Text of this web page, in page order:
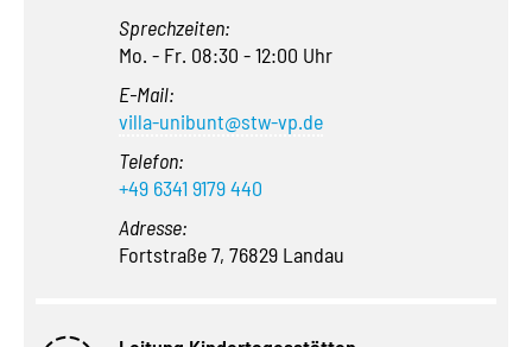
Sprechzeiten:
Mo. - Fr. 08:30 - 12:00 Uhr
E-Mail:
villa-unibunt@stw-vp.de
Telefon:
+49 6341 9179 440
Adresse:
Fortstraße 7, 76829 Landau